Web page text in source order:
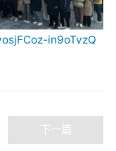
in9oTvzQ
下一篇